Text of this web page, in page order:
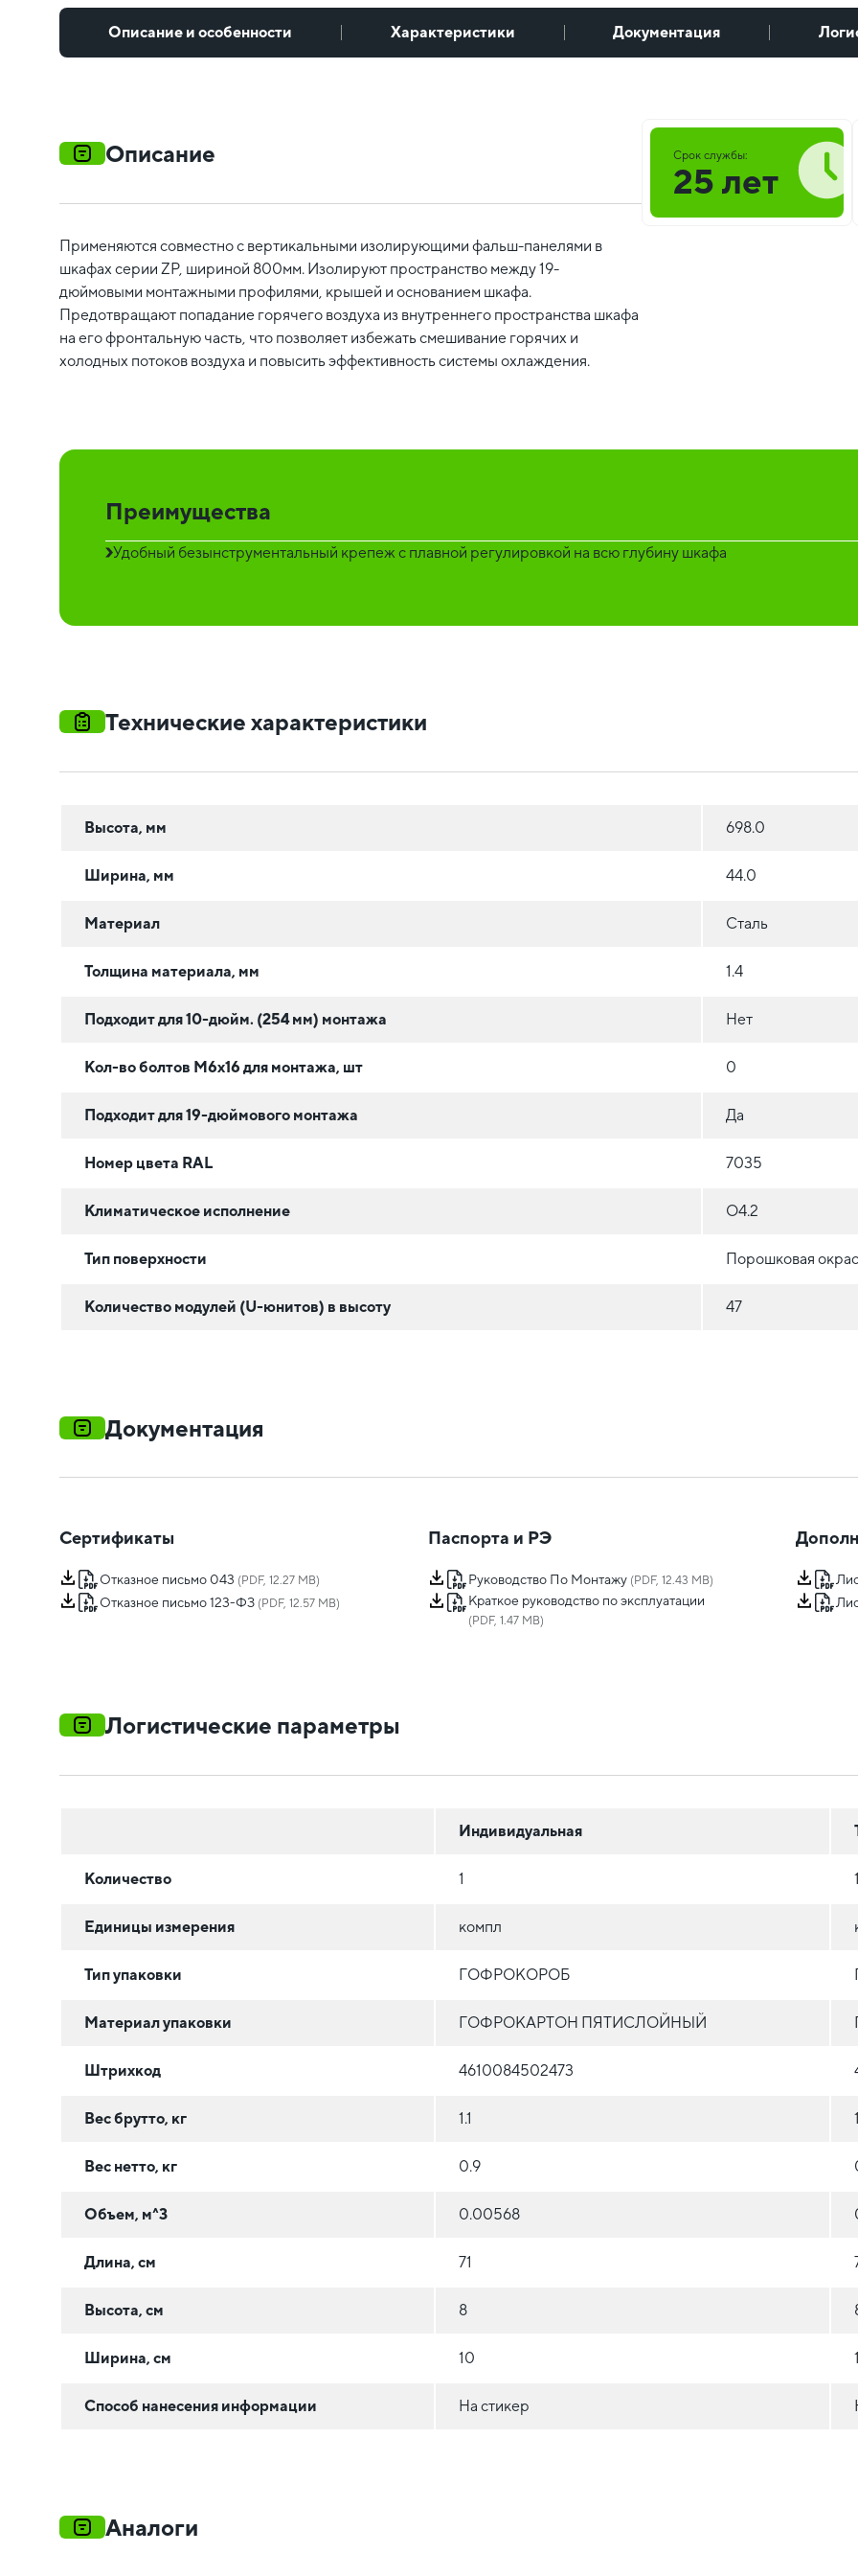
Описание и особенности Характеристики Документация
Описание
Применяются совместно с вертикальными изолирующими фальш-панелями в
шкафах серии ZP, шириной 800мм. Изолируют пространство между 19-
дюймовыми монтажными профилями, крышей и основанием шкафа.
Предотвращают попадание горячего воздуха из внутреннего пространства шкафа
на его фронтальную часть, что позволяет избежать смешивание горячих и
холодных потоков воздуха и повысить эффективность системы охлаждения.
Срок службы:
25 лет
Преимущества
Удобный безынструментальный крепеж с плавной регулировкой на всю глубину шкафа
Технические характеристики
Высота, мм 698.0
Ширина, мм 44.0
Материал Сталь
Толщина материала, мм 1.4
Подходит для 10-дюйм. (254 мм) монтажа Нет
Кол-во болтов М6х16 для монтажа, шт 0
Подходит для 19-дюймового монтажа Да
Номер цвета RAL 7035
Климатическое исполнение O4.2
Тип поверхности Порошковая
Количество модулей (U-юнитов) в высоту 47
Документация
Сертификаты
Отказное письмо 043 (PDF, 12.27 MB)
Отказное письмо 123-ФЗ (PDF, 12.57 MB)
Паспорта и РЭ
Руководство По Монтажу(PDF, 12.43 MB)
Краткое руководство по эксплуатации
(PDF, 1.47 MB)
Логистические параметры
Индивидуальная
Количество 1
Единицы измерения компл
Тип упаковки ГОФРОКОРОБ
Материал упаковки ГОФРОКАРТОН ПЯТИСЛОЙНЫЙ
Штрихкод 4610084502473
Вес брутто, кг 1.1
Вес нетто, кг 0.9
Объем, м^3 0.00568
Длина, см 71
Высота, см 8
Ширина, см 10
Способ нанесения информации На стикер
Аналоги